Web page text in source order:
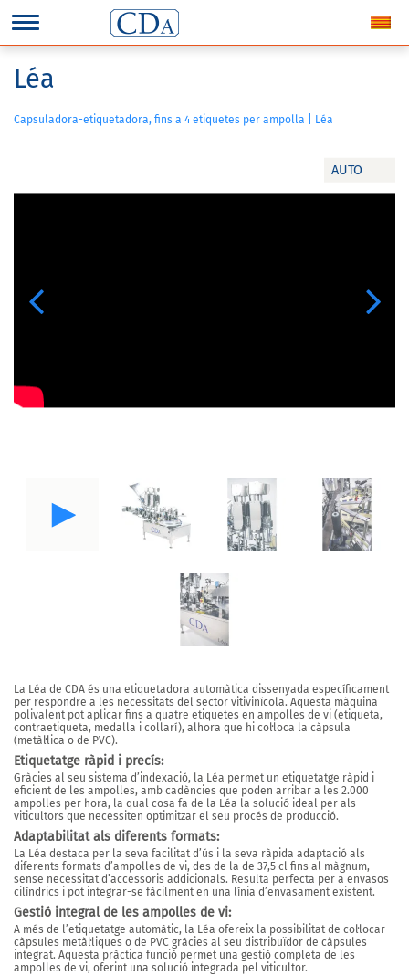
AUTO
Previous Next
Léa
Capsuladora-etiquetadora, fins a 4 etiquetes per ampolla | Léa
La Léa de CDA és una etiquetadora automàtica dissenyada específicament
per respondre a les necessitats del sector vitivinícola. Aquesta màquina
polivalent pot aplicar fins a quatre etiquetes en ampolles de vi (etiqueta,
contraetiqueta, medalla i collarí), alhora que hi col·loca la càpsula
(metàl·lica o de PVC).
Etiquetatge ràpid i precís:
Gràcies al seu sistema d’indexació, la Léa permet un etiquetatge ràpid i
eficient de les ampolles, amb cadències que poden arribar a les 2.000
ampolles per hora, la qual cosa fa de la Léa la solució ideal per als
viticultors que necessiten optimitzar el seu procés de producció.
Adaptabilitat als diferents formats:
La Léa destaca per la seva facilitat d’ús i la seva ràpida adaptació als
diferents formats d’ampolles de vi, des de la de 37,5 cl fins al màgnum,
sense necessitat d’accessoris addicionals. Resulta perfecta per a envasos
cilíndrics i pot integrar-se fàcilment en una línia d’envasament existent.
Gestió integral de les ampolles de vi:
A més de l’etiquetatge automàtic, la Léa ofereix la possibilitat de col·locar
càpsules metàl·liques o de PVC gràcies al seu distribuïdor de càpsules
integrat. Aquesta pràctica funció permet una gestió completa de les
ampolles de vi, oferint una solució integrada pel viticultor.